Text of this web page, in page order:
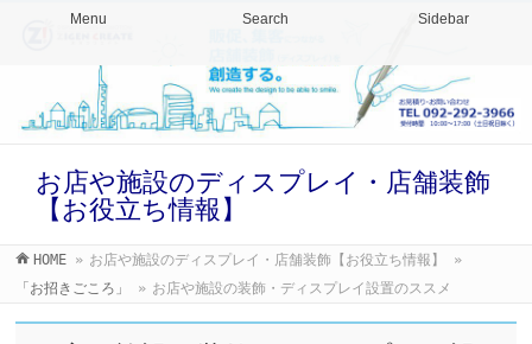
Menu Search Sidebar
お店や施設のディスプレイ・店舗装飾
【お役立ち情報】
HOME » お店や施設のディスプレイ・店舗装飾【お役立ち情報】
»
「お招きごころ」
» お店や施設の装飾・ディスプレイ設置のススメ